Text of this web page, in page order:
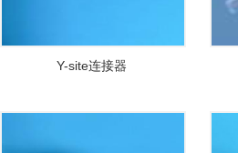
Y-site连接器